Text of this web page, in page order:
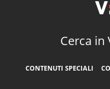
Cerca in
CONTENUTI SPECIALI